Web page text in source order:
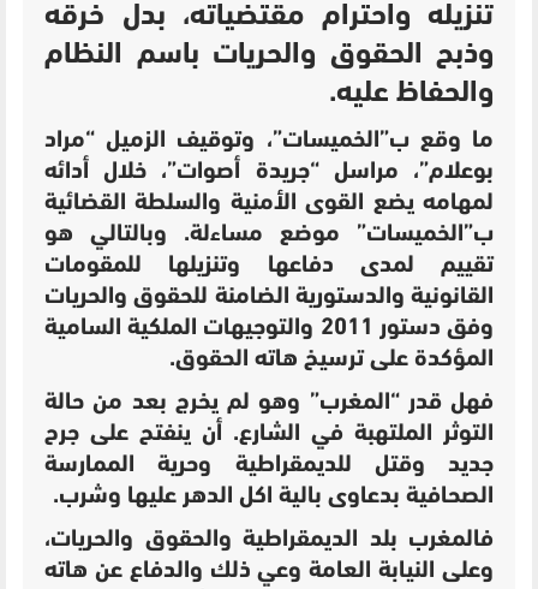
تنزيله واحترام مقتضياته، بدل خرقه
وذبح الحقوق والحريات باسم النظام
والحفاظ عليه.
ما وقع ب”الخميسات”، وتوقيف الزميل “مراد
بوعلام”، مراسل “جريدة أصوات”، خلال أدائه
لمهامه يضع القوى الأمنية والسلطة القضائية
ب”الخميسات” موضع مساءلة. وبالتالي هو
تقييم لمدى دفاعها وتنزيلها للمقومات
القانونية والدستورية الضامنة للحقوق والحريات
وفق دستور 2011 والتوجيهات الملكية السامية
المؤكدة على ترسيخ هاته الحقوق.
فهل قدر “المغرب” وهو لم يخرج بعد من حالة
التوثر الملتهبة في الشارع. أن ينفتح على جرح
جديد وقتل للديمقراطية وحرية الممارسة
الصحافية بدعاوى بالية اكل الدهر عليها وشرب.
فالمغرب بلد الديمقراطية والحقوق والحريات،
وعلى النيابة العامة وعي ذلك والدفاع عن هاته